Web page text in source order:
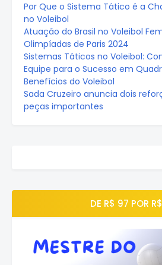
Por Que o Sistema Tático é a
no Voleibol
Atuação do Brasil no Voleibol
Olimpíadas de Paris 2024
Sistemas Táticos no Voleibol:
Equipe para o Sucesso em
Benefícios do Voleibol
Sada Cruzeiro anuncia dois
peças importantes
DE R$ 97 POR